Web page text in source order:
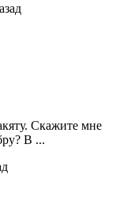
Скажите мне
В ...